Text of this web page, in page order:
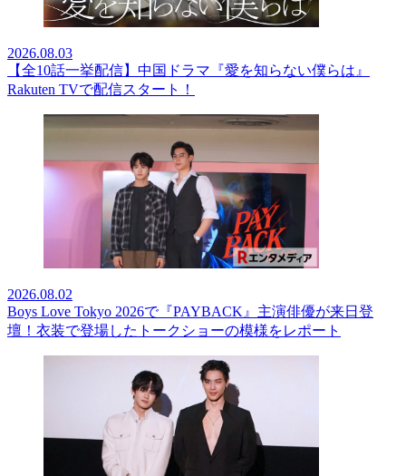
2026.08.03
【全10話一挙配信】中国ドラマ『愛を知らない僕らは』
Rakuten TVで配信スタート！
2026.08.02
Boys Love Tokyo 2026で『PAYBACK』主演俳優が来日登
壇！衣装で登場したトークショーの模様をレポート